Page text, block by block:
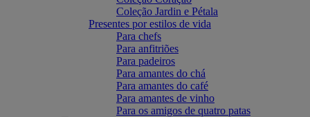
Coleção Jardin e Pétala
Presentes por estilos de vida
Para chefs
Para anfitriões
Para padeiros
Para amantes do chá
Para amantes do café
Para amantes de vinho
Para os amigos de quatro patas